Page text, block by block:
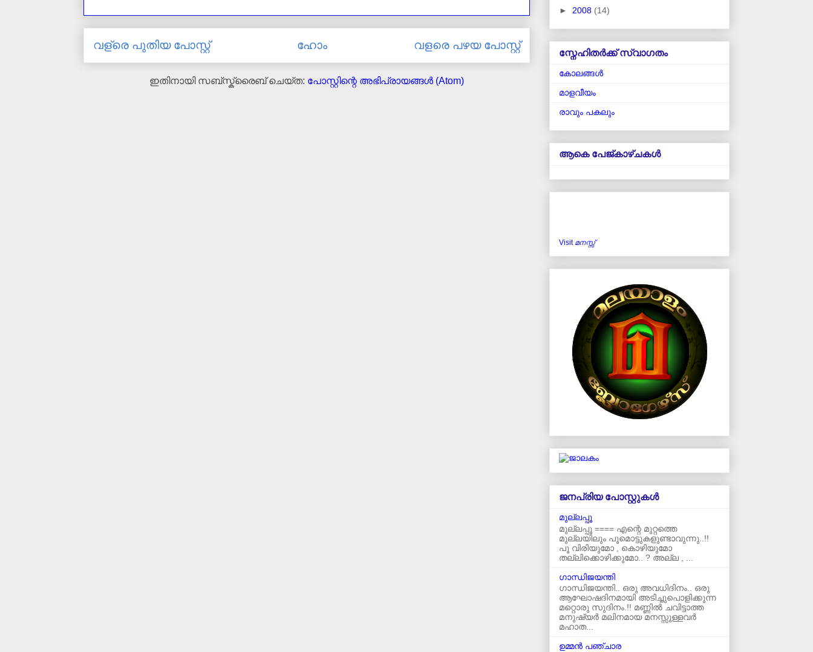
വള്രെ പുതിയ പോസ്റ്റ് വളരെ പഴയ പോസ്റ്റ്
ഹോം
ഇതിനായി സബ്‌സ്ക്രൈബ് ചെയ്ത: പോസ്റ്റിന്റെ അഭിപ്രായങ്ങള്‍ (Atom)
► 2008 (14)
സ്നേഹിതർക്ക് സ്വാഗതം
കോലങ്ങള്‍
മാളവീയം
രാവും പകലും
ആകെ പേജ്‌കാഴ്‌ചകള്‍
Visit മനസ്സ്
ജനപ്രിയ പോസ്റ്റുകള്‍‌
മുല്ലപ്പൂ
മുല്ലപ്പൂ ==== എന്റെ മുറ്റത്തെ
മുല്ലയിലും പൂമൊട്ടുകളുണ്ടാവുന്നു..!!
പൂ വിരിയുമോ , കൊഴിയുമോ
തല്ലിക്കൊഴിക്കുമോ.. ? അല്ല , ...
ഗാന്ധിജയന്തി
ഗാന്ധിജയന്തി.. ഒരു അവധിദിനം.. ഒരു
ആഘോഷദിനമായി അടിച്ചുപൊളിക്കുന്ന
മറ്റൊരു സുദിനം.!! മണ്ണിൽ ചവിട്ടാത്ത
മനുഷ്യർ മലിനമായ മനസ്സുള്ളവർ
മഹാത...
ഉമ്മന്‍ പഞ്ചാര